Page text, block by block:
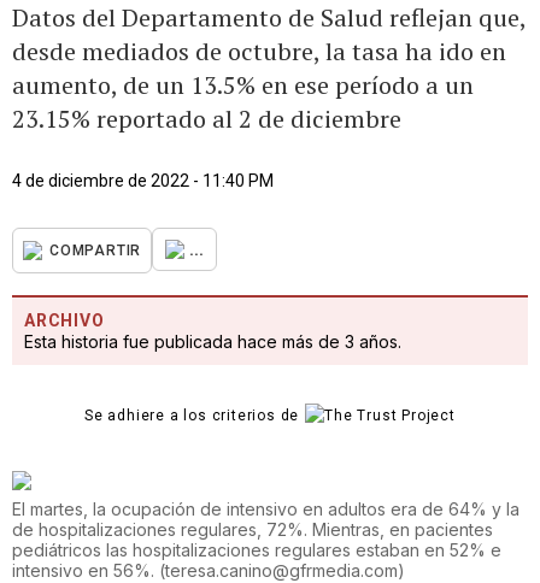
Datos del Departamento de Salud reflejan que,
desde mediados de octubre, la tasa ha ido en
aumento, de un 13.5% en ese período a un
23.15% reportado al 2 de diciembre
4 de diciembre de 2022 - 11:40 PM
COMPARTIR ...
ARCHIVO
Esta historia fue publicada hace más de 3 años.
Se adhiere a los criterios de
El martes, la ocupación de intensivo en adultos era de 64% y la
de hospitalizaciones regulares, 72%. Mientras, en pacientes
pediátricos las hospitalizaciones regulares estaban en 52% e
intensivo en 56%. (teresa.canino@gfrmedia.com)